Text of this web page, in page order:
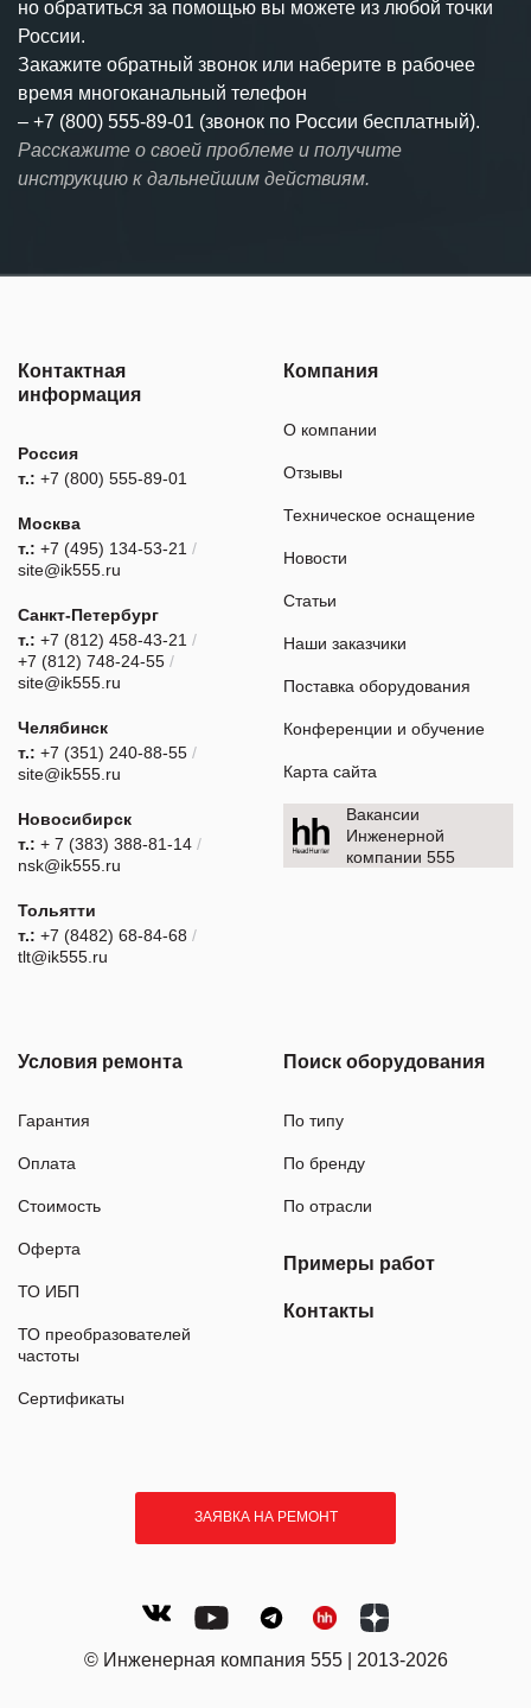
но обратиться за помощью вы можете из любой точки
России.
Закажите обратный звонок или наберите в рабочее
время многоканальный телефон
– +7 (800) 555-89-01 (звонок по России бесплатный).
Расскажите о своей проблеме и получите
инструкцию к дальнейшим действиям.
Контактная
информация
Россия
т.: +7 (800) 555-89-01
Москва
т.: +7 (495) 134-53-21 /
site@ik555.ru
Санкт-Петербург
т.: +7 (812) 458-43-21 /
+7 (812) 748-24-55 /
site@ik555.ru
Челябинск
т.: +7 (351) 240-88-55 /
site@ik555.ru
Новосибирск
т.: + 7 (383) 388-81-14 /
nsk@ik555.ru
Тольятти
т.: +7 (8482) 68-84-68 /
tlt@ik555.ru
Компания
О компании
Отзывы
Техническое оснащение
Новости
Статьи
Наши заказчики
Поставка оборудования
Конференции и обучение
Карта сайта
Вакансии
Инженерной
компании 555
Условия ремонта
Гарантия
Оплата
Стоимость
Оферта
ТО ИБП
ТО преобразователей
частоты
Сертификаты
Поиск оборудования
По типу
По бренду
По отрасли
Примеры работ
Контакты
ЗАЯВКА НА РЕМОНТ
© Инженерная компания 555 | 2013-2026